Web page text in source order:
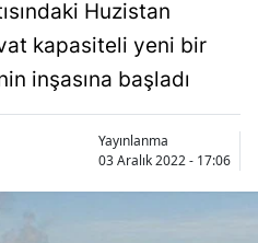
Balıkesir
Bilecik
Huzistan
kapasiteli yeni bir
inşasına başladı
Yayınlanma
03 Aralık 2022 - 17:06